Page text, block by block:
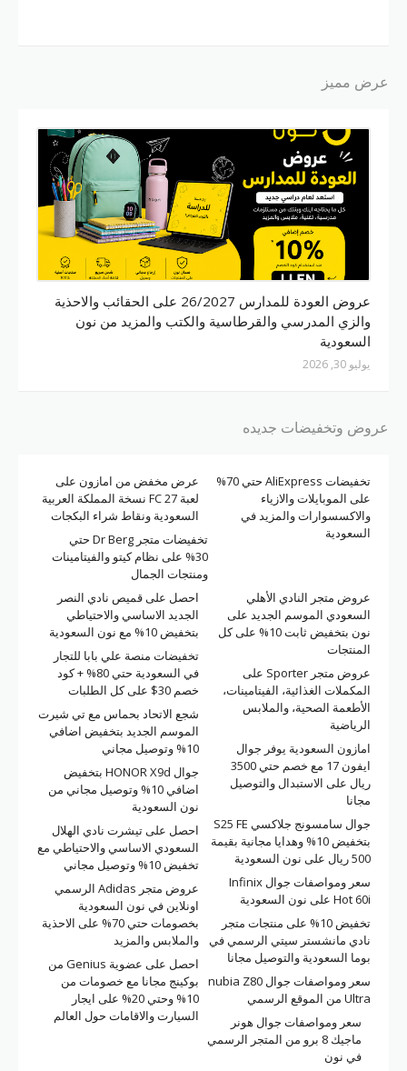
عرض مميز
عروض العودة للمدارس 26/2027 على الحقائب والاحذية
والزي المدرسي والقرطاسية والكتب والمزيد من نون
السعودية
يوليو 30, 2026
عروض وتخفيضات جديده
تخفيضات AliExpress حتي 70%
على الموبايلات والازياء
والاكسسوارات والمزيد في
السعودية
عرض مخفض من امازون على
لعبة FC 27 نسخة المملكة العربية
السعودية ونقاط شراء البكجات
تخفيضات متجر Dr Berg حتي
30% على نظام كيتو والفيتامينات
ومنتجات الجمال
احصل على قميص نادي النصر
الجديد الاساسي والاحتياطي
بتخفيض 10% مع نون السعودية
عروض متجر النادي الأهلي
السعودي الموسم الجديد على
نون بتخفيض ثابت 10% على كل
المنتجات
تخفيضات منصة علي بابا للتجار
في السعودية حتي 80% + كود
خصم 30$ على كل الطلبات
عروض متجر Sporter على
المكملات الغذائية، الفيتامينات،
الأطعمة الصحية، والملابس
الرياضية
شجع الاتحاد بحماس مع تي شيرت
الموسم الجديد بتخفيض اضافي
10% وتوصيل مجاني
امازون السعودية يوفر جوال
ايفون 17 مع خصم حتي 3500
ريال على الاستبدال والتوصيل
مجانا
جوال HONOR X9d بتخفيض
اضافي 10% وتوصيل مجاني من
نون السعودية
جوال سامسونج جلاكسي S25 FE
بتخفيض 10% وهدايا مجانية بقيمة
500 ريال على نون السعودية
احصل على تيشرت نادي الهلال
السعودي الاساسي والاحتياطي مع
تخفيض 10% وتوصيل مجاني
سعر ومواصفات جوال Infinix
Hot 60i على نون السعودية
عروض متجر Adidas الرسمي
اونلاين في نون السعودية
بخصومات حتي 70% على الاحذية
والملابس والمزيد
تخفيض 10% على منتجات متجر
نادي مانشستر سيتي الرسمي في
بوما السعودية والتوصيل مجانا
احصل على عضوية Genius من
بوكينج مجانا مع خصومات من
10% وحتي 20% على ايجار
السيارت والاقامات حول العالم
سعر ومواصفات جوال nubia Z80
Ultra من الموقع الرسمي
سعر ومواصفات جوال هونر
ماجيك 8 برو من المتجر الرسمي
في نون